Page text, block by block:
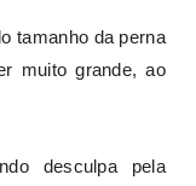
tamanho da perna
muito grande, ao
desculpa pela